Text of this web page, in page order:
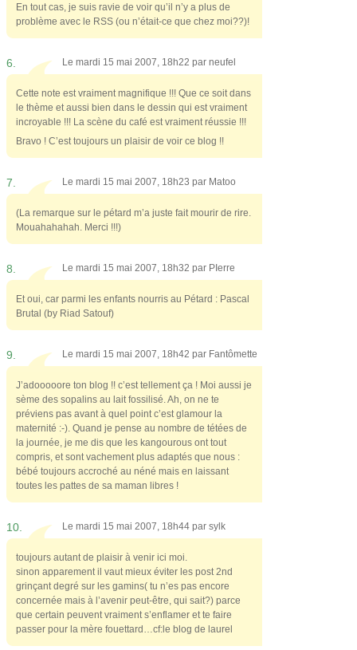
En tout cas, je suis ravie de voir qu’il n’y a plus de
problème avec le RSS (ou n’était-ce que chez moi??)!
6. Le mardi 15 mai 2007, 18h22 par neufel
Cette note est vraiment magnifique !!! Que ce soit dans
le thème et aussi bien dans le dessin qui est vraiment
incroyable !!! La scène du café est vraiment réussie !!!
Bravo ! C’est toujours un plaisir de voir ce blog !!
7. Le mardi 15 mai 2007, 18h23 par Matoo
(La remarque sur le pétard m’a juste fait mourir de rire.
Mouahahahah. Merci !!!)
8. Le mardi 15 mai 2007, 18h32 par PIerre
Et oui, car parmi les enfants nourris au Pétard : Pascal
Brutal (by Riad Satouf)
9. Le mardi 15 mai 2007, 18h42 par Fantômette
J’adooooore ton blog !! c’est tellement ça ! Moi aussi je
sème des sopalins au lait fossilisé. Ah, on ne te
préviens pas avant à quel point c’est glamour la
maternité :-). Quand je pense au nombre de tétées de
la journée, je me dis que les kangourous ont tout
compris, et sont vachement plus adaptés que nous :
bébé toujours accroché au néné mais en laissant
toutes les pattes de sa maman libres !
10. Le mardi 15 mai 2007, 18h44 par sylk
toujours autant de plaisir à venir ici moi.
sinon apparement il vaut mieux éviter les post 2nd
grinçant degré sur les gamins( tu n’es pas encore
concernée mais à l’avenir peut-être, qui sait?) parce
que certain peuvent vraiment s’enflamer et te faire
passer pour la mère fouettard…cf:le blog de laurel